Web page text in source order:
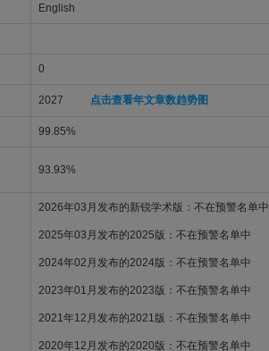
English
0
2027 点击查看年文章数趋势图
99.85%
93.93%
2026年03月发布的新锐学术版：不在预警名单中
2025年03月发布的2025版：不在预警名单中
2024年02月发布的2024版：不在预警名单中
2023年01月发布的2023版：不在预警名单中
2021年12月发布的2021版：不在预警名单中
2020年12月发布的2020版：不在预警名单中